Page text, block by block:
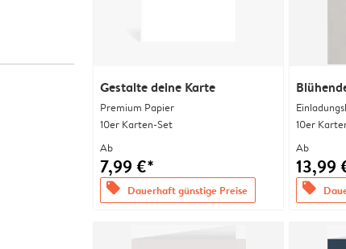
Gestalte deine Karte
Premium Papier
10er Karten-Set
Ab
7,99 €*
offers Dauerhaft günstige Preise
10er
Ab
13,99
offers